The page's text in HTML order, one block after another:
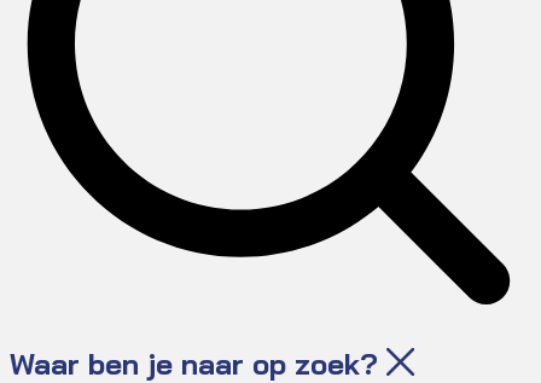
Waar ben je naar op zoek?